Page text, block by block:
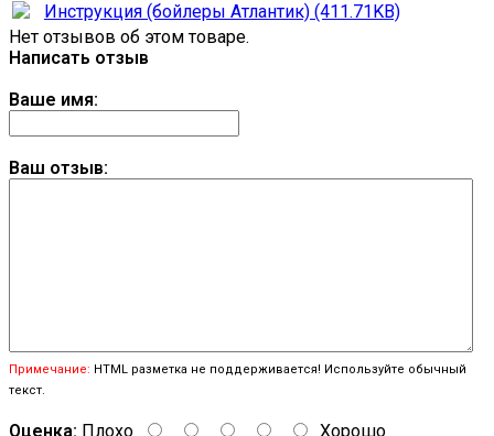
Инструкция (бойлеры Атлантик) (411.71KB)
Нет отзывов об этом товаре.
Написать отзыв
Ваше имя:
Ваш отзыв:
Примечание: HTML разметка не поддерживается! Используйте обычный
текст.
Оценка: Плохо
Хорошо